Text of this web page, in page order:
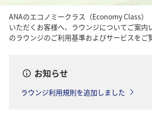
ANAのエコノミークラス（Economy Class）
いただくお客様へ、ラウンジについてご案内
のラウンジのご利用基準およびサービスをご
お知らせ
ラウンジ利用規則を追加しました